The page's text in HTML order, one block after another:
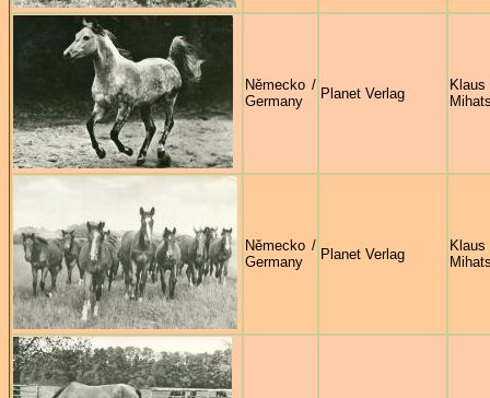
Německo /
Germany
Planet Verlag
Klaus
Německo /
Germany
Planet Verlag
Klaus